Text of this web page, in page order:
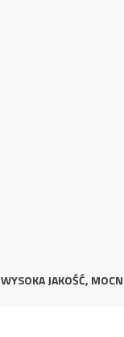
WYSOKA JAKOŚĆ,